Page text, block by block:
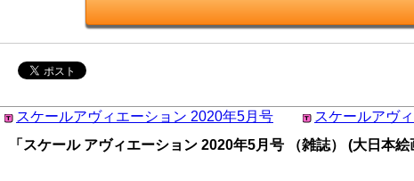
スケールアヴィエーション 2020年5月号 スケールアヴ
「スケール アヴィエーション 2020年5月号 （雑誌） (大日本